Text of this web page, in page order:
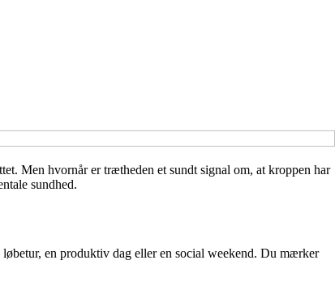
Men hvornår er trætheden et sundt signal om, at kroppen har
sundhed.
en produktiv dag eller en social weekend. Du mærker